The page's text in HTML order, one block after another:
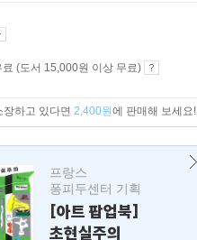
료 (도서 15,000원 이상 무료)
장하고 있다면 2,400원에 판매해 보세요!
프랑스
퐁피두센터 기획
[아트 팝업북]
초현실주의